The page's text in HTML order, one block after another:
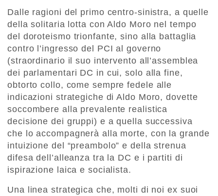
Dalle ragioni del primo centro-sinistra, a quelle
della solitaria lotta con Aldo Moro nel tempo
del doroteismo trionfante, sino alla battaglia
contro l’ingresso del PCI al governo
(straordinario il suo intervento all’assemblea
dei parlamentari DC in cui, solo alla fine,
obtorto collo, come sempre fedele alle
indicazioni strategiche di Aldo Moro, dovette
soccombere alla prevalente realistica
decisione dei gruppi) e a quella successiva
che lo accompagnerà alla morte, con la grande
intuizione del “preambolo” e della strenua
difesa dell’alleanza tra la DC e i partiti di
ispirazione laica e socialista.
Una linea strategica che, molti di noi ex suoi